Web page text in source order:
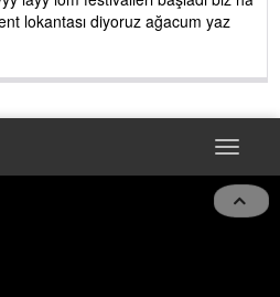
diyoruz ağacum yaz
Toggle